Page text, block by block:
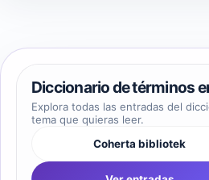
Diccionario de términos
Explora todas las entradas del
tema que quieras leer.
Coherta bibliotek